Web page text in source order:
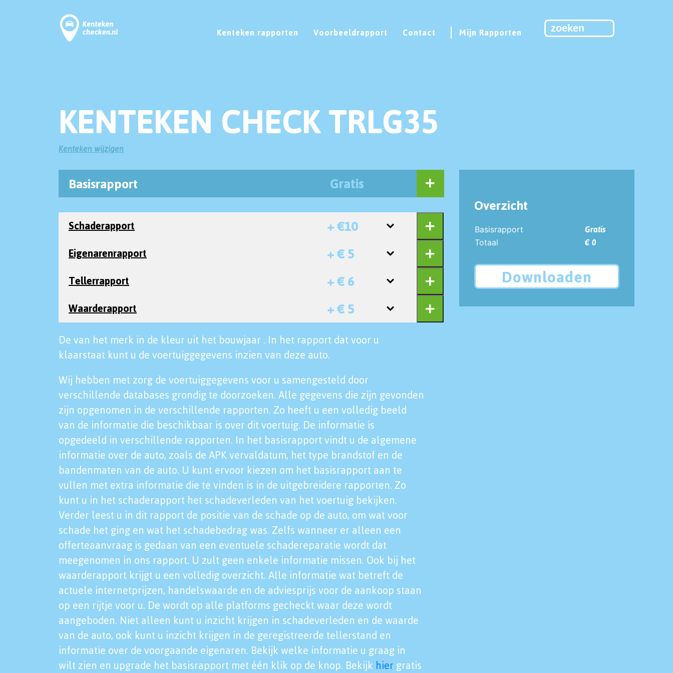
Kenteken rapporten Voorbeeldrapport Contact Mijn Rapporten
KENTEKEN CHECK TRLG35
Kenteken wijzigen
Basisrapport Gratis
Schaderapport + €10
Eigenarenrapport + € 5
Tellerrapport + € 6
Waarderapport + € 5
De van het merk in de kleur uit het bouwjaar . In het rapport dat voor u
klaarstaat kunt u de voertuiggegevens inzien van deze auto.
Wij hebben met zorg de voertuiggegevens voor u samengesteld door
verschillende databases grondig te doorzoeken. Alle gegevens die zijn gevonden
zijn opgenomen in de verschillende rapporten. Zo heeft u een volledig beeld
van de informatie die beschikbaar is over dit voertuig. De informatie is
opgedeeld in verschillende rapporten. In het basisrapport vindt u de algemene
informatie over de auto, zoals de APK vervaldatum, het type brandstof en de
bandenmaten van de auto. U kunt ervoor kiezen om het basisrapport aan te
vullen met extra informatie die te vinden is in de uitgebreidere rapporten. Zo
kunt u in het schaderapport het schadeverleden van het voertuig bekijken.
Verder leest u in dit rapport de positie van de schade op de auto, om wat voor
schade het ging en wat het schadebedrag was. Zelfs wanneer er alleen een
offerteaanvraag is gedaan van een eventuele schadereparatie wordt dat
meegenomen in ons rapport. U zult geen enkele informatie missen. Ook bij het
waarderapport krijgt u een volledig overzicht. Alle informatie wat betreft de
actuele internetprijzen, handelswaarde en de adviesprijs voor de aankoop staan
op een rijtje voor u. De wordt op alle platforms gecheckt waar deze wordt
aangeboden. Niet alleen kunt u inzicht krijgen in schadeverleden en de waarde
van de auto, ook kunt u inzicht krijgen in de geregistreerde tellerstand en
informatie over de voorgaande eigenaren. Bekijk welke informatie u graag in
wilt zien en upgrade het basisrapport met één klik op de knop. Bekijk hier gratis
Overzicht
Basisrapport
Gratis
Totaal
€ 0
Downloaden